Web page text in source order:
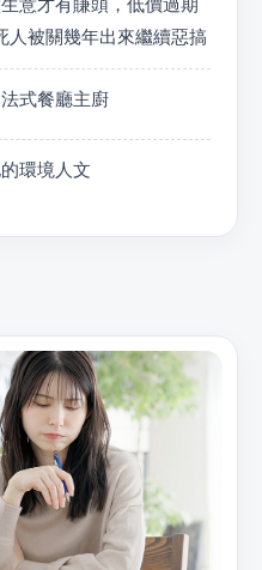
意才有賺頭，低價過期
人被關幾年出來繼續惡搞
式餐廳主廚
環境人文